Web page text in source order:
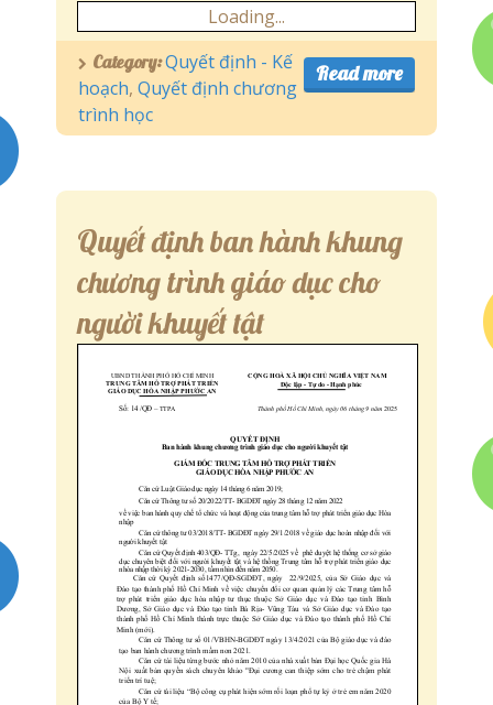
Loading...
Read more
Category:Quyết định - Kế
hoạch, Quyết định chương
trình học
Quyết định ban hành khung
chương trình giáo dục cho
người khuyết tật